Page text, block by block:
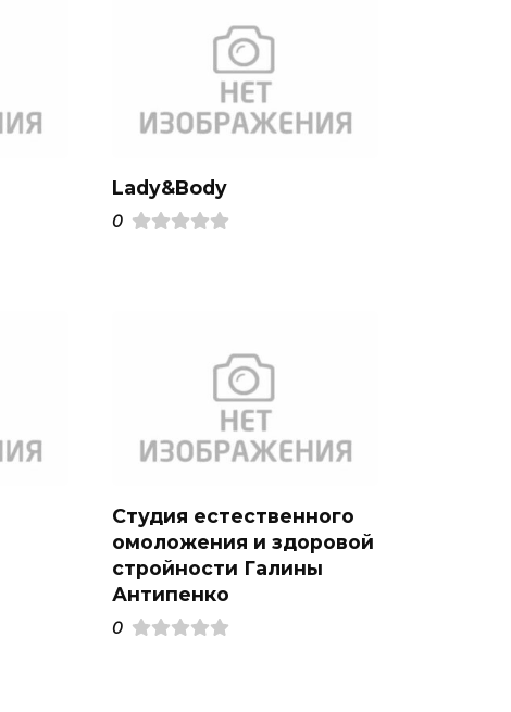
Lady&Body
0
Студия естественного
омоложения и здоровой
стройности Галины
Антипенко
0